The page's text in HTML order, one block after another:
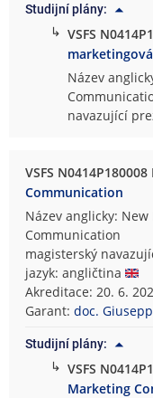
Studijní plány:
↳ VSFS
Název
navazující
VSFS N0414P180008
Communication
Název anglicky:
Communication
magisterský
jazyk: angličtina
Akreditace: 20. 6.
Garant:doc.
Studijní plány:
↳ VSFS
Marketing